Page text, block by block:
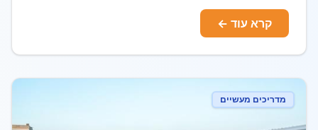
קרא עוד ←
מדריכים מעשיים